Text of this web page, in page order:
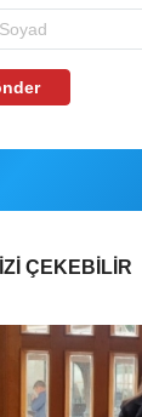
ÇEKEBILIR